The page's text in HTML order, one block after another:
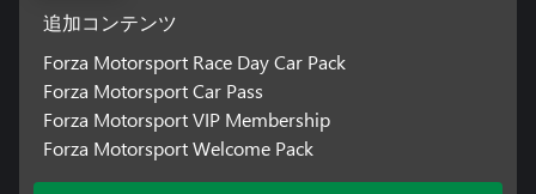
追加コンテンツ
Forza Motorsport Race Day Car Pack
Forza Motorsport Car Pass
Forza Motorsport VIP Membership
Forza Motorsport Welcome Pack